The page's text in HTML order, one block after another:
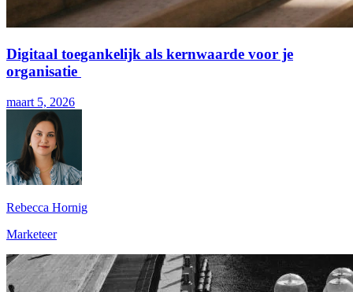
Digitaal toegankelijk als kernwaarde voor je
organisatie
maart 5, 2026
Rebecca Hornig
Marketeer